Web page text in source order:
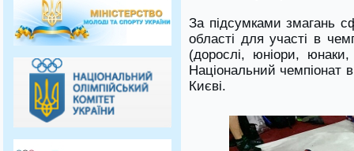
За підсумками змагань
області для участі в
(дорослі, юніори,
Національний чемпіонат
Києві.